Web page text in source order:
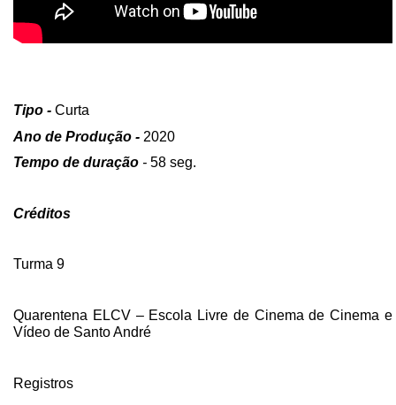
Tipo - Curta
Ano de Produção - 2020
Tempo de duração - 58 seg.
Créditos
Turma 9
Quarentena ELCV – Escola Livre de Cinema de Cinema e
Vídeo de Santo André
Registros